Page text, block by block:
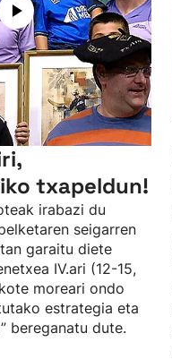
txapeldun!
irabazi du
seigarren
garaitu diete
IV.ari (12-15,
moreari ondo
estrategia eta
bereganatu dute.